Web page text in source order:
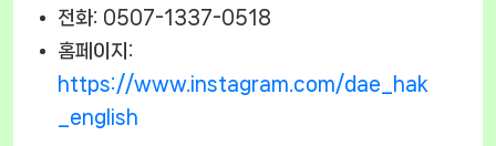
전화: 0507-1337-0518
홈페이지:
https://www.instagram.com/dae_hak
_english